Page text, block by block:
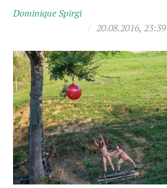
Dominique Spirgi
/ 20.08.2016,